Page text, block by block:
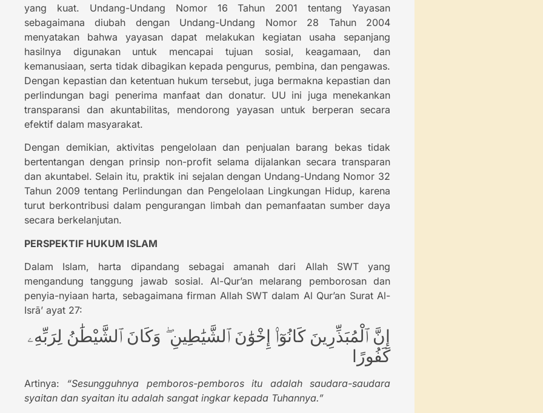
yang kuat. Undang-Undang Nomor 16 Tahun 2001 tentang Yayasan
sebagaimana diubah dengan Undang-Undang Nomor 28 Tahun 2004
menyatakan bahwa yayasan dapat melakukan kegiatan usaha sepanjang
hasilnya digunakan untuk mencapai tujuan sosial, keagamaan, dan
kemanusiaan, serta tidak dibagikan kepada pengurus, pembina, dan pengawas.
Dengan kepastian dan ketentuan hukum tersebut, juga bermakna kepastian dan
perlindungan bagi penerima manfaat dan donatur. UU ini juga menekankan
transparansi dan akuntabilitas, mendorong yayasan untuk berperan secara
efektif dalam masyarakat.
Dengan demikian, aktivitas pengelolaan dan penjualan barang bekas tidak
bertentangan dengan prinsip non-profit selama dijalankan secara transparan
dan akuntabel. Selain itu, praktik ini sejalan dengan Undang-Undang Nomor 32
Tahun 2009 tentang Perlindungan dan Pengelolaan Lingkungan Hidup, karena
turut berkontribusi dalam pengurangan limbah dan pemanfaatan sumber daya
secara berkelanjutan.
PERSPEKTIF HUKUM ISLAM
Dalam Islam, harta dipandang sebagai amanah dari Allah SWT yang
mengandung tanggung jawab sosial. Al-Qur’an melarang pemborosan dan
penyia-nyiaan harta, sebagaimana firman Allah SWT dalam Al Qur’an Surat Al-
Isrā’ ayat 27:
إِنَّ ٱلْمُبَذِّرِينَ كَانُوٓا۟ إِخْوَٰنَ ٱلشَّيَٰطِينِ ۖ وَكَانَ ٱلشَّيْطَٰنُ لِرَبِّهِۦ
كَفُورًا
Artinya: “Sesungguhnya pemboros-pemboros itu adalah saudara-saudara
syaitan dan syaitan itu adalah sangat ingkar kepada Tuhannya.”